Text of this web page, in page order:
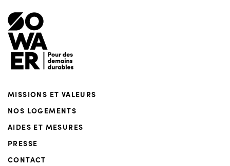
Menu de footer
MISSIONS ET VALEURS
NOS LOGEMENTS
AIDES ET MESURES
PRESSE
CONTACT